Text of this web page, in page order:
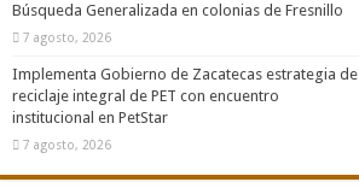
Búsqueda Generalizada en colonias de Fresnillo
7 agosto, 2026
Implementa Gobierno de Zacatecas estrategia de
reciclaje integral de PET con encuentro
institucional en PetStar
7 agosto, 2026